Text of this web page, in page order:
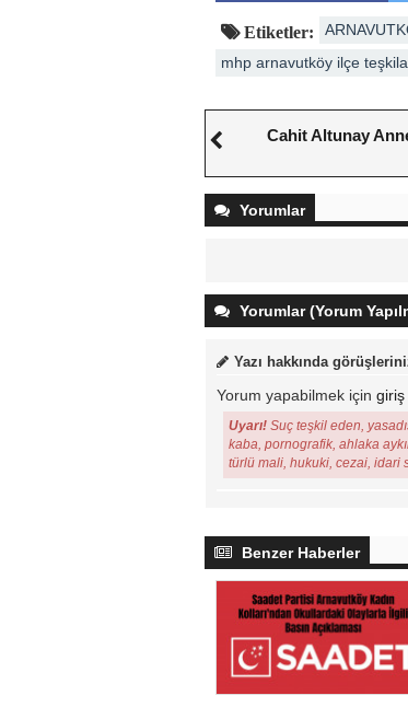
Etiketler:
mhp arnavutköy ilçe
Cahit Altunay
Yorumlar
Yorumlar (Yorum
Yazı hakkında
Yorum yapabilmek için giriş
Uyarı! Suç teşkil eden,
kaba, pornografik, ahlaka
türlü mali, hukuki, cezai, idari
Benzer Haberler